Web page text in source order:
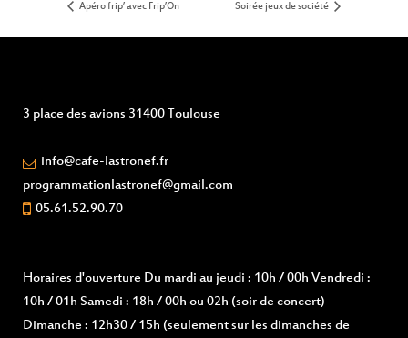
Apéro frip’ avec Frip’On Soirée jeux de société
3 place des avions 31400 Toulouse
info@cafe-lastronef.fr
programmationlastronef@gmail.com
05.61.52.90.70
Horaires d'ouverture Du mardi au jeudi : 10h / 00h Vendredi :
10h / 01h Samedi : 18h / 00h ou 02h (soir de concert)
Dimanche : 12h30 / 15h (seulement sur les dimanches de